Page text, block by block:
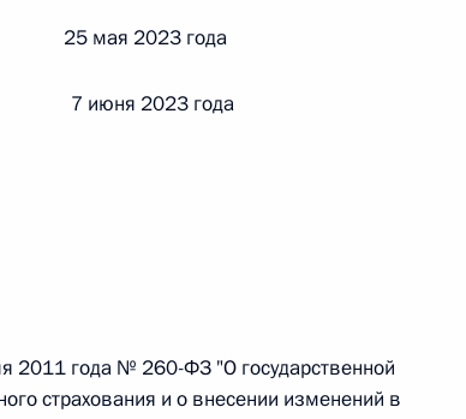
г. № 263-ФЗ
первой и статью 227–1 части второй Налогового
25 мая 2023 года
7 июня 2023 года
2011 года № 260-ФЗ "О государственной
страхования и о внесении изменений в